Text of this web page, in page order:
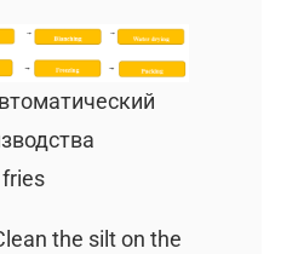
the silt on the